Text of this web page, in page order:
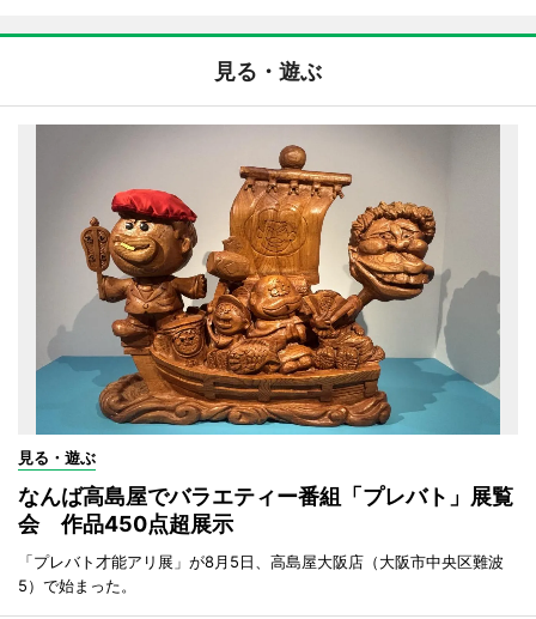
見る・遊ぶ
見る・遊ぶ
なんば高島屋でバラエティー番組「プレバト」展覧
会 作品450点超展示
「プレバト才能アリ展」が8月5日、高島屋大阪店（大阪市中央区難波
5）で始まった。